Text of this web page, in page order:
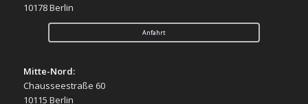
10178 Berlin
Anfahrt
Mitte-Nord:
Chausseestraße 60
10115 Berlin